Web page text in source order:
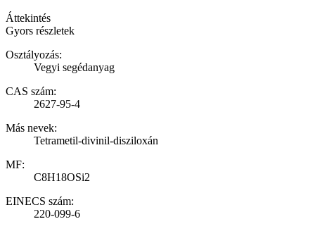
Áttekintés
Gyors részletek
Osztályozás:
Vegyi segédanyag
CAS szám:
2627-95-4
Más nevek:
Tetrametil-divinil-disziloxán
MF:
C8H18OSi2
EINECS szám:
220-099-6